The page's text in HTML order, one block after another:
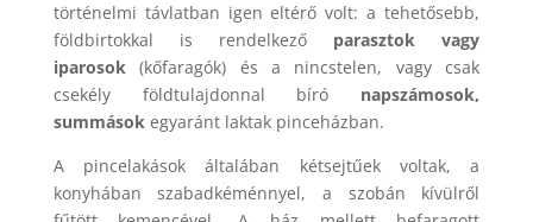
történelmi távlatban igen eltérő volt: a tehetősebb,
földbirtokkal is rendelkező parasztok vagy
iparosok(kőfaragók) és a nincstelen, vagy csak
csekély földtulajdonnal bíró napszámosok,
summásokegyaránt laktak pinceházban.
A pincelakások általában kétsejtűek voltak, a
konyhában szabadkéménnyel, a szobán kívülről